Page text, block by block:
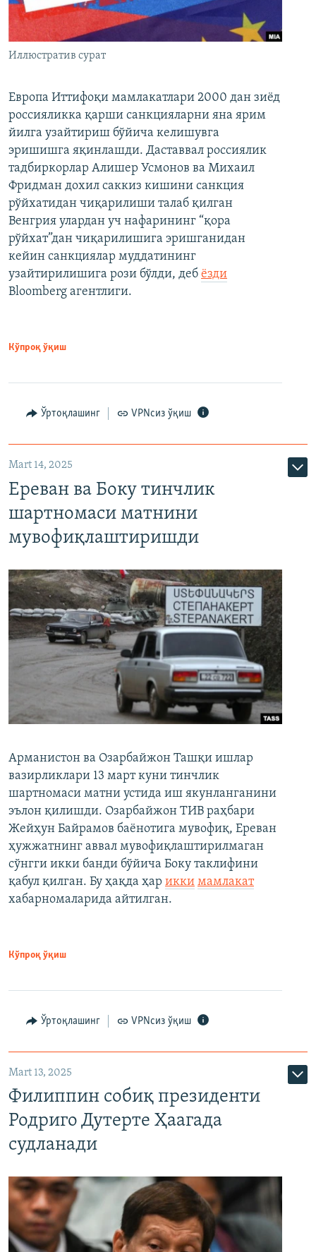
Иллюстратив сурат
Европа Иттифоқи мамлакатлари 2000 дан зиёд
россияликка қарши санкцияларни яна ярим
йилга узайтириш бўйича келишувга
эришишга яқинлашди. Даставвал россиялик
тадбиркорлар Алишер Усмонов ва Михаил
Фридман дохил саккиз кишини санкция
рўйхатидан чиқарилиши талаб қилган
Венгрия улардан уч нафарининг “қора
рўйхат”дан чиқарилишига эришганидан
кейин санкциялар муддатининг
узайтирилишига рози бўлди, деб ёзди
Bloomberg агентлиги.
Кўпроқ ўқиш
Ўртоқлашинг VPNсиз ўқиш
Mart 14, 2025
Ереван ва Боку тинчлик
шартномаси матнини
мувофиқлаштиришди
Арманистон ва Озарбайжон Ташқи ишлар
вазирликлари 13 март куни тинчлик
шартномаси матни устида иш якунланганини
эълон қилишди. Озарбайжон ТИВ раҳбари
Жейҳун Байрамов баёнотига мувофиқ, Ереван
ҳужжатнинг аввал мувофиқлаштирилмаган
сўнгги икки банди бўйича Боку таклифини
қабул қилган. Бу ҳақда ҳар икки мамлакат
хабарномаларида айтилган.
Кўпроқ ўқиш
Ўртоқлашинг VPNсиз ўқиш
Mart 13, 2025
Филиппин собиқ президенти
Родриго Дутерте Ҳаагада
судланади